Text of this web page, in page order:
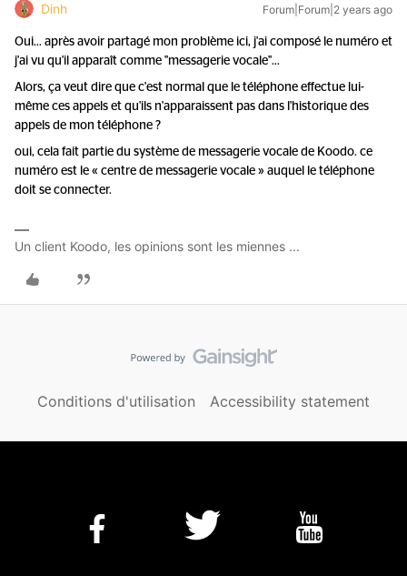
Dinh Forum|Forum|2 years ago
Oui... après avoir partagé mon problème ici, j'ai composé le numéro et
j'ai vu qu'il apparaît comme "messagerie vocale"...
Alors, ça veut dire que c'est normal que le téléphone effectue lui-
même ces appels et qu'ils n'apparaissent pas dans l'historique des
appels de mon téléphone ?
oui, cela fait partie du système de messagerie vocale de Koodo. ce
numéro est le « centre de messagerie vocale » auquel le téléphone
doit se connecter.
Un client Koodo, les opinions sont les miennes ...
Conditions d'utilisation Accessibility statement